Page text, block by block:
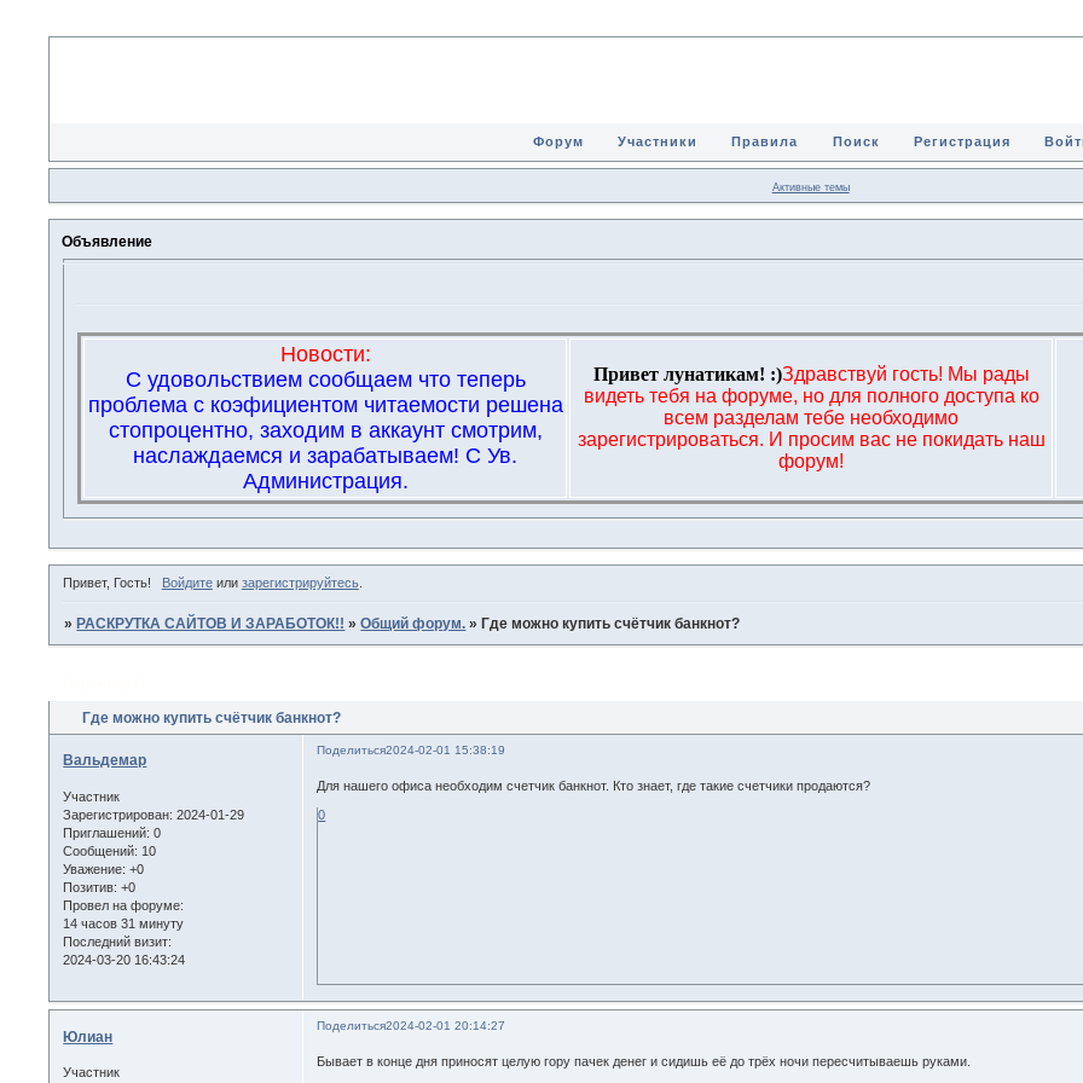
Форум Участники Правила Поиск Регистрация
Активные темы
Объявление
Новости:
С удовольствием сообщаем что теперь
проблема с коэфициентом читаемости решена
стопроцентно, заходим в аккаунт смотрим,
наслаждаемся и зарабатываем! С Ув.
Администрация.
Привет лунатикам! :)Здравствуй гость! Мы рады
видеть тебя на форуме, но для полного доступа ко
всем разделам тебе необходимо
зарегистрироваться. И просим вас не покидать наш
форум!
Привет, Гость! Войдитеили зарегистрируйтесь.
» РАСКРУТКА САЙТОВ И ЗАРАБОТОК!! »Общий форум. » Где можно купить счётчик банкнот?
Где можно купить счётчик банкнот?
Поделиться2024-02-01 15:38:19
Вальдемар
Участник
Зарегистрирован: 2024-01-29
Приглашений: 0
Сообщений: 10
Уважение: +0
Позитив: +0
Провел на форуме:
14 часов 31 минуту
Последний визит:
2024-03-20 16:43:24
Для нашего офиса необходим счетчик банкнот. Кто знает, где такие счетчики продаются?
0
Поделиться2024-02-01 20:14:27
Юлиан
Участник
Бывает в конце дня приносят целую гору пачек денег и сидишь её до трёх ночи пересчитываешь руками.